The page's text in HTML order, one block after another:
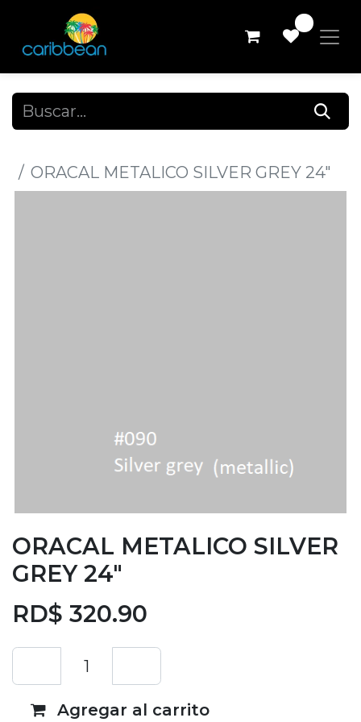
ORACAL METALICO SILVER GREY 24"
ORACAL METALICO SILVER
GREY 24"
RD$ 320.90
Agregar al carrito